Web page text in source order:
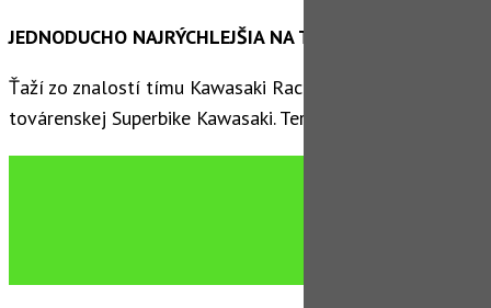
JEDNODUCHO NAJRÝCHLEJŠIA NA TRATI
Ťaží zo znalostí tímu Kawasaki Racing, rovnako ako z
továrenskej Superbike Kawasaki. Teraz ponúka ešte